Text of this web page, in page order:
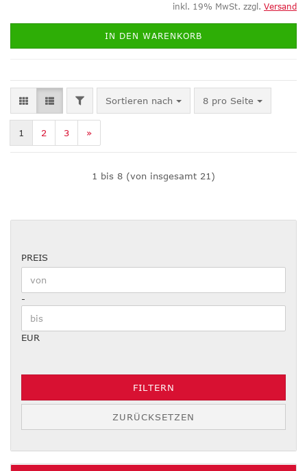
inkl. 19% MwSt. zzgl. Versand
IN DEN WARENKORB
FILTERSortieren nach
Sortieren nach 8 pro Seite
pro Seite
1 2 3 »
1 bis 8 (von insgesamt 21 )
PREIS
PREIS
Preis bis
-
EUR
FILTERN
ZURÜCKSETZEN